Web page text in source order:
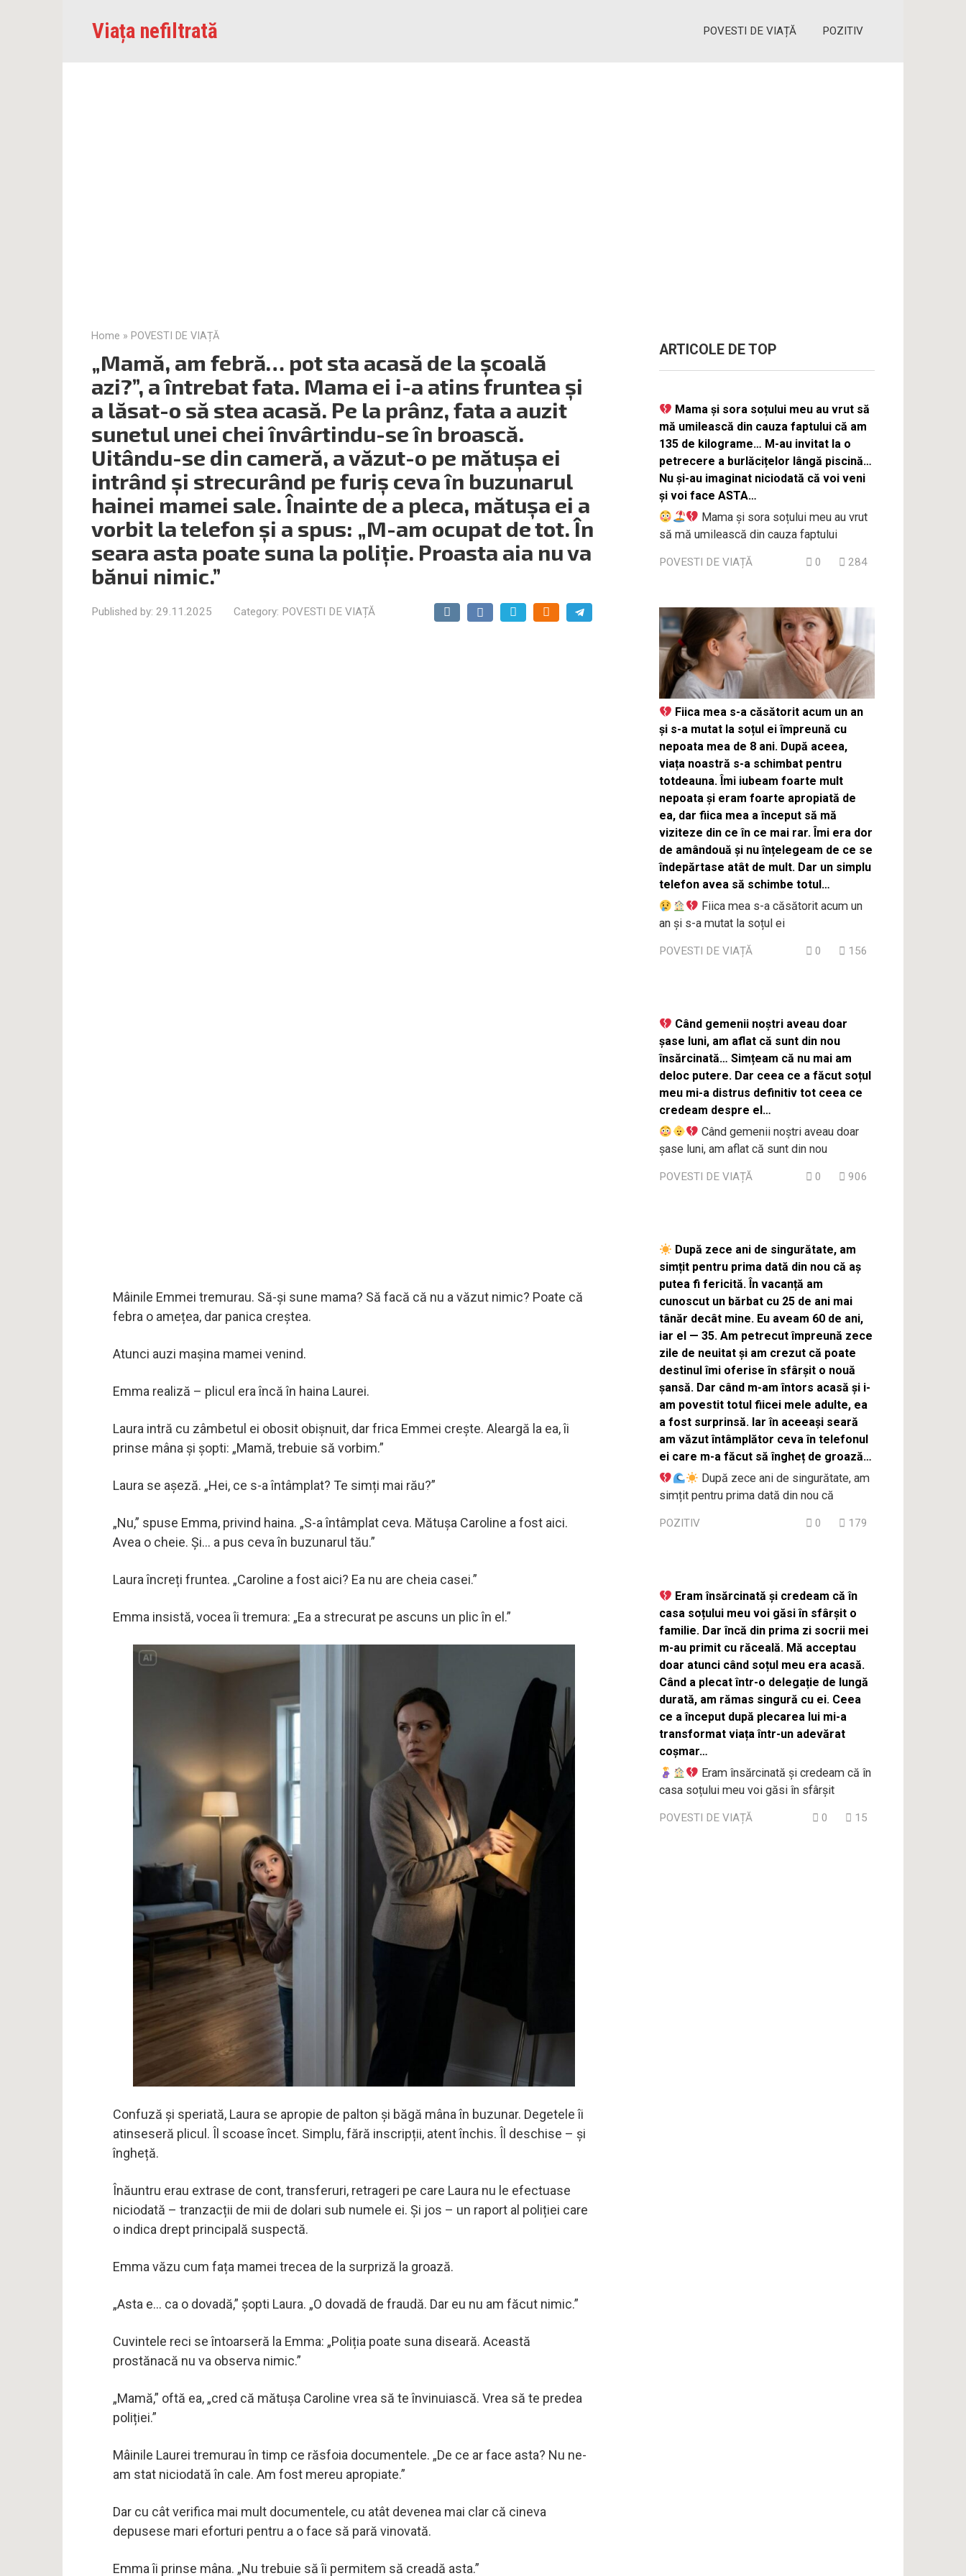
Viața nefiltrată POVESTI DE VIAȚĂ POZITIV
Home » POVESTI DE VIAȚĂ
„Mamă, am febră… pot sta acasă de la școală
azi?”, a întrebat fata. Mama ei i-a atins fruntea și
a lăsat-o să stea acasă. Pe la prânz, fata a auzit
sunetul unei chei învârtindu-se în broască.
Uitându-se din cameră, a văzut-o pe mătușa ei
intrând și strecurând pe furiș ceva în buzunarul
hainei mamei sale. Înainte de a pleca, mătușa ei a
vorbit la telefon și a spus: „M-am ocupat de tot. În
seara asta poate suna la poliție. Proasta aia nu va
bănui nimic.”
Published by: 29.11.2025 Category: POVESTI DE VIAȚĂ
Mâinile Emmei tremurau. Să-și sune mama? Să facă că nu a văzut nimic? Poate că
febra o amețea, dar panica creștea.
Atunci auzi mașina mamei venind.
Emma realiză – plicul era încă în haina Laurei.
Laura intră cu zâmbetul ei obosit obișnuit, dar frica Emmei crește. Aleargă la ea, îi
prinse mâna și șopti: „Mamă, trebuie să vorbim.”
Laura se așeză. „Hei, ce s-a întâmplat? Te simți mai rău?”
„Nu,” spuse Emma, privind haina. „S-a întâmplat ceva. Mătușa Caroline a fost aici.
Avea o cheie. Și… a pus ceva în buzunarul tău.”
Laura încreți fruntea. „Caroline a fost aici? Ea nu are cheia casei.”
Emma insistă, vocea îi tremura: „Ea a strecurat pe ascuns un plic în el.”
Confuză și speriată, Laura se apropie de palton și băgă mâna în buzunar. Degetele îi
atinseseră plicul. Îl scoase încet. Simplu, fără inscripții, atent închis. Îl deschise – și
îngheță.
Înăuntru erau extrase de cont, transferuri, retrageri pe care Laura nu le efectuase
niciodată – tranzacții de mii de dolari sub numele ei. Și jos – un raport al poliției care
o indica drept principală suspectă.
Emma văzu cum fața mamei trecea de la surpriză la groază.
„Asta e… ca o dovadă,” șopti Laura. „O dovadă de fraudă. Dar eu nu am făcut nimic.”
Cuvintele reci se întoarseră la Emma: „Poliția poate suna diseară. Această
prostănacă nu va observa nimic.”
„Mamă,” oftă ea, „cred că mătușa Caroline vrea să te învinuiască. Vrea să te predea
poliției.”
Mâinile Laurei tremurau în timp ce răsfoia documentele. „De ce ar face asta? Nu ne-
am stat niciodată în cale. Am fost mereu apropiate.”
Dar cu cât verifica mai mult documentele, cu atât devenea mai clar că cineva
depusese mari eforturi pentru a o face să pară vinovată.
Emma îi prinse mâna. „Nu trebuie să îi permitem să creadă asta.”
ARTICOLE DE TOP
Mama și sora soțului meu au vrut să
mă umilească din cauza faptului că am
135 de kilograme… M-au invitat la o
petrecere a burlăcițelor lângă piscină…
Nu și-au imaginat niciodată că voi veni
și voi face ASTA…
Mama și sora soțului meu au vrut
să mă umilească din cauza faptului
POVESTI DE VIAȚĂ 0 284
Fiica mea s-a căsătorit acum un an
și s-a mutat la soțul ei împreună cu
nepoata mea de 8 ani. După aceea,
viața noastră s-a schimbat pentru
totdeauna. Îmi iubeam foarte mult
nepoata și eram foarte apropiată de
ea, dar fiica mea a început să mă
viziteze din ce în ce mai rar. Îmi era dor
de amândouă și nu înțelegeam de ce se
îndepărtase atât de mult. Dar un simplu
telefon avea să schimbe totul…
Fiica mea s-a căsătorit acum un
an și s-a mutat la soțul ei
POVESTI DE VIAȚĂ 0 156
Când gemenii noștri aveau doar
șase luni, am aflat că sunt din nou
însărcinată… Simțeam că nu mai am
deloc putere. Dar ceea ce a făcut soțul
meu mi-a distrus definitiv tot ceea ce
credeam despre el…
Când gemenii noștri aveau doar
șase luni, am aflat că sunt din nou
POVESTI DE VIAȚĂ 0 906
După zece ani de singurătate, am
simțit pentru prima dată din nou că aș
putea fi fericită. În vacanță am
cunoscut un bărbat cu 25 de ani mai
tânăr decât mine. Eu aveam 60 de ani,
iar el — 35. Am petrecut împreună zece
zile de neuitat și am crezut că poate
destinul îmi oferise în sfârșit o nouă
șansă. Dar când m-am întors acasă și i-
am povestit totul fiicei mele adulte, ea
a fost surprinsă. Iar în aceeași seară
am văzut întâmplător ceva în telefonul
ei care m-a făcut să îngheț de groază…
După zece ani de singurătate, am
simțit pentru prima dată din nou că
POZITIV 0 179
Eram însărcinată și credeam că în
casa soțului meu voi găsi în sfârșit o
familie. Dar încă din prima zi socrii mei
m-au primit cu răceală. Mă acceptau
doar atunci când soțul meu era acasă.
Când a plecat într-o delegație de lungă
durată, am rămas singură cu ei. Ceea
ce a început după plecarea lui mi-a
transformat viața într-un adevărat
coșmar…
Eram însărcinată și credeam că în
casa soțului meu voi găsi în sfârșit
POVESTI DE VIAȚĂ 0 15